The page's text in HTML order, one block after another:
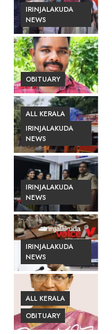
IRINJALAKUDA
NEWS
OBITUARY
ALL KERALA
IRINJALAKUDA
NEWS
IRINJALAKUDA
NEWS
IRINJALAKUDA
NEWS
ALL KERALA
OBITUARY